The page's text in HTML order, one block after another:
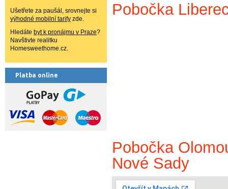
Pobočka
Pobočka
Nové Sady
Ušetřete za paušál, srovnejte si
výhodné mobilní tarify zde.
Hledáte byt k pronájmu v Praze?
Navštivte realitku
Homesweethome.cz.
Platba online